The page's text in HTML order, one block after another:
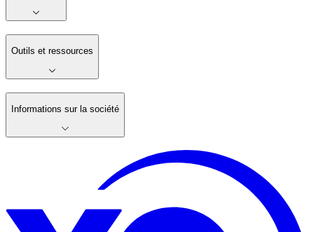
Outils et ressources
Informations sur la société